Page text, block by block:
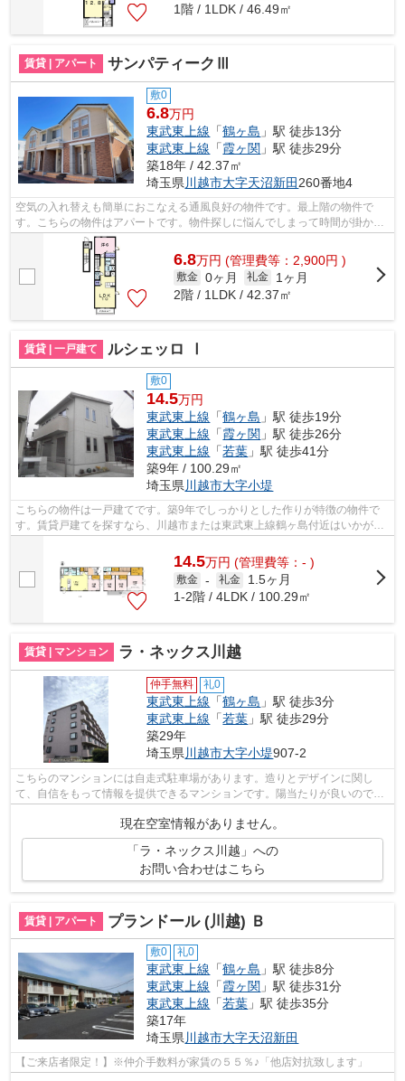
1階 / 1LDK / 46.49㎡
賃貸 | アパート サンパティークⅢ
敷0
6.8万円
東武東上線 「鶴ヶ島 」駅 徒歩13分
東武東上線 「霞ヶ関 」駅 徒歩29分
築18年 / 42.37㎡
埼玉県 川越市大字天沼新田 260番地4
空気の入れ替えも簡単におこなえる通風良好の物件です。最上階の物件で
す。こちらの物件はアパートです。物件探しに悩んでしまって時間が掛かっ
てしまうという方は、お気軽に当社まで...
6.8万円 (管理費等：2,900円 )
敷金 0ヶ月 礼金
1ヶ月
2階 / 1LDK / 42.37㎡
賃貸 | 一戸建て ルシェッロ Ⅰ
敷0
14.5万円
東武東上線 「鶴ヶ島 」駅 徒歩19分
東武東上線 「霞ヶ関 」駅 徒歩26分
東武東上線 「若葉 」駅 徒歩41分
築9年 / 100.29㎡
埼玉県 川越市大字小堤
こちらの物件は一戸建てです。築9年でしっかりとした作りが特徴の物件で
す。賃貸戸建てを探すなら、川越市または東武東上線鶴ヶ島付近はいかがで
しょうか。数多くの物件情報があります...
14.5万円 (管理費等：- )
敷金 - 礼金
1.5ヶ月
1-2階 / 4LDK / 100.29㎡
賃貸 | マンション ラ・ネックス川越
仲手無料 礼0
東武東上線 「鶴ヶ島 」駅 徒歩3分
東武東上線 「若葉 」駅 徒歩29分
築29年
埼玉県 川越市大字小堤907-2
こちらのマンションには自走式駐車場があります。造りとデザインに関し
て、自信をもって情報を提供できるマンションです。陽当たりが良いので、
洗濯物が臭わずに乾きます。外観タイル...
現在空室情報がありません。
「ラ・ネックス川越」への
お問い合わせはこちら
賃貸 | アパート プランドール (川越) Ｂ
敷0 礼0
東武東上線 「鶴ヶ島 」駅 徒歩8分
東武東上線 「霞ヶ関 」駅 徒歩31分
東武東上線 「若葉 」駅 徒歩35分
築17年
埼玉県川越市大字天沼新田
【ご来店者限定！】※仲介手数料が家賃の５５％♪「他店対抗致します」